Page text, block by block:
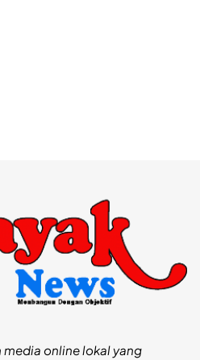
online lokal yang